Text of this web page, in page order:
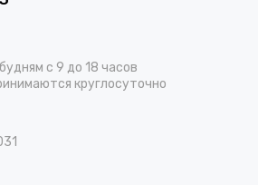
подходящие товары, среди
фильтров,
готовые комплекты,
панорамные маски и другие СИЗ.
короткие сроки.
с 9 до 18 часов
круглосуточно